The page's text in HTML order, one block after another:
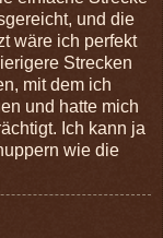
und die
wäre ich perfekt
Strecken
mit dem ich
und hatte mich
Ich kann ja
wie die